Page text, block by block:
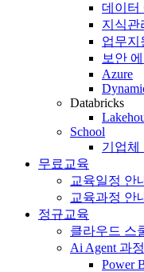
데이터
지식관
업무지
보안
Azure
Databricks
School
기업체
무료교육
교육일정 안
교육과정 안
정규교육
클라우드 스
Ai Agent 과
Power